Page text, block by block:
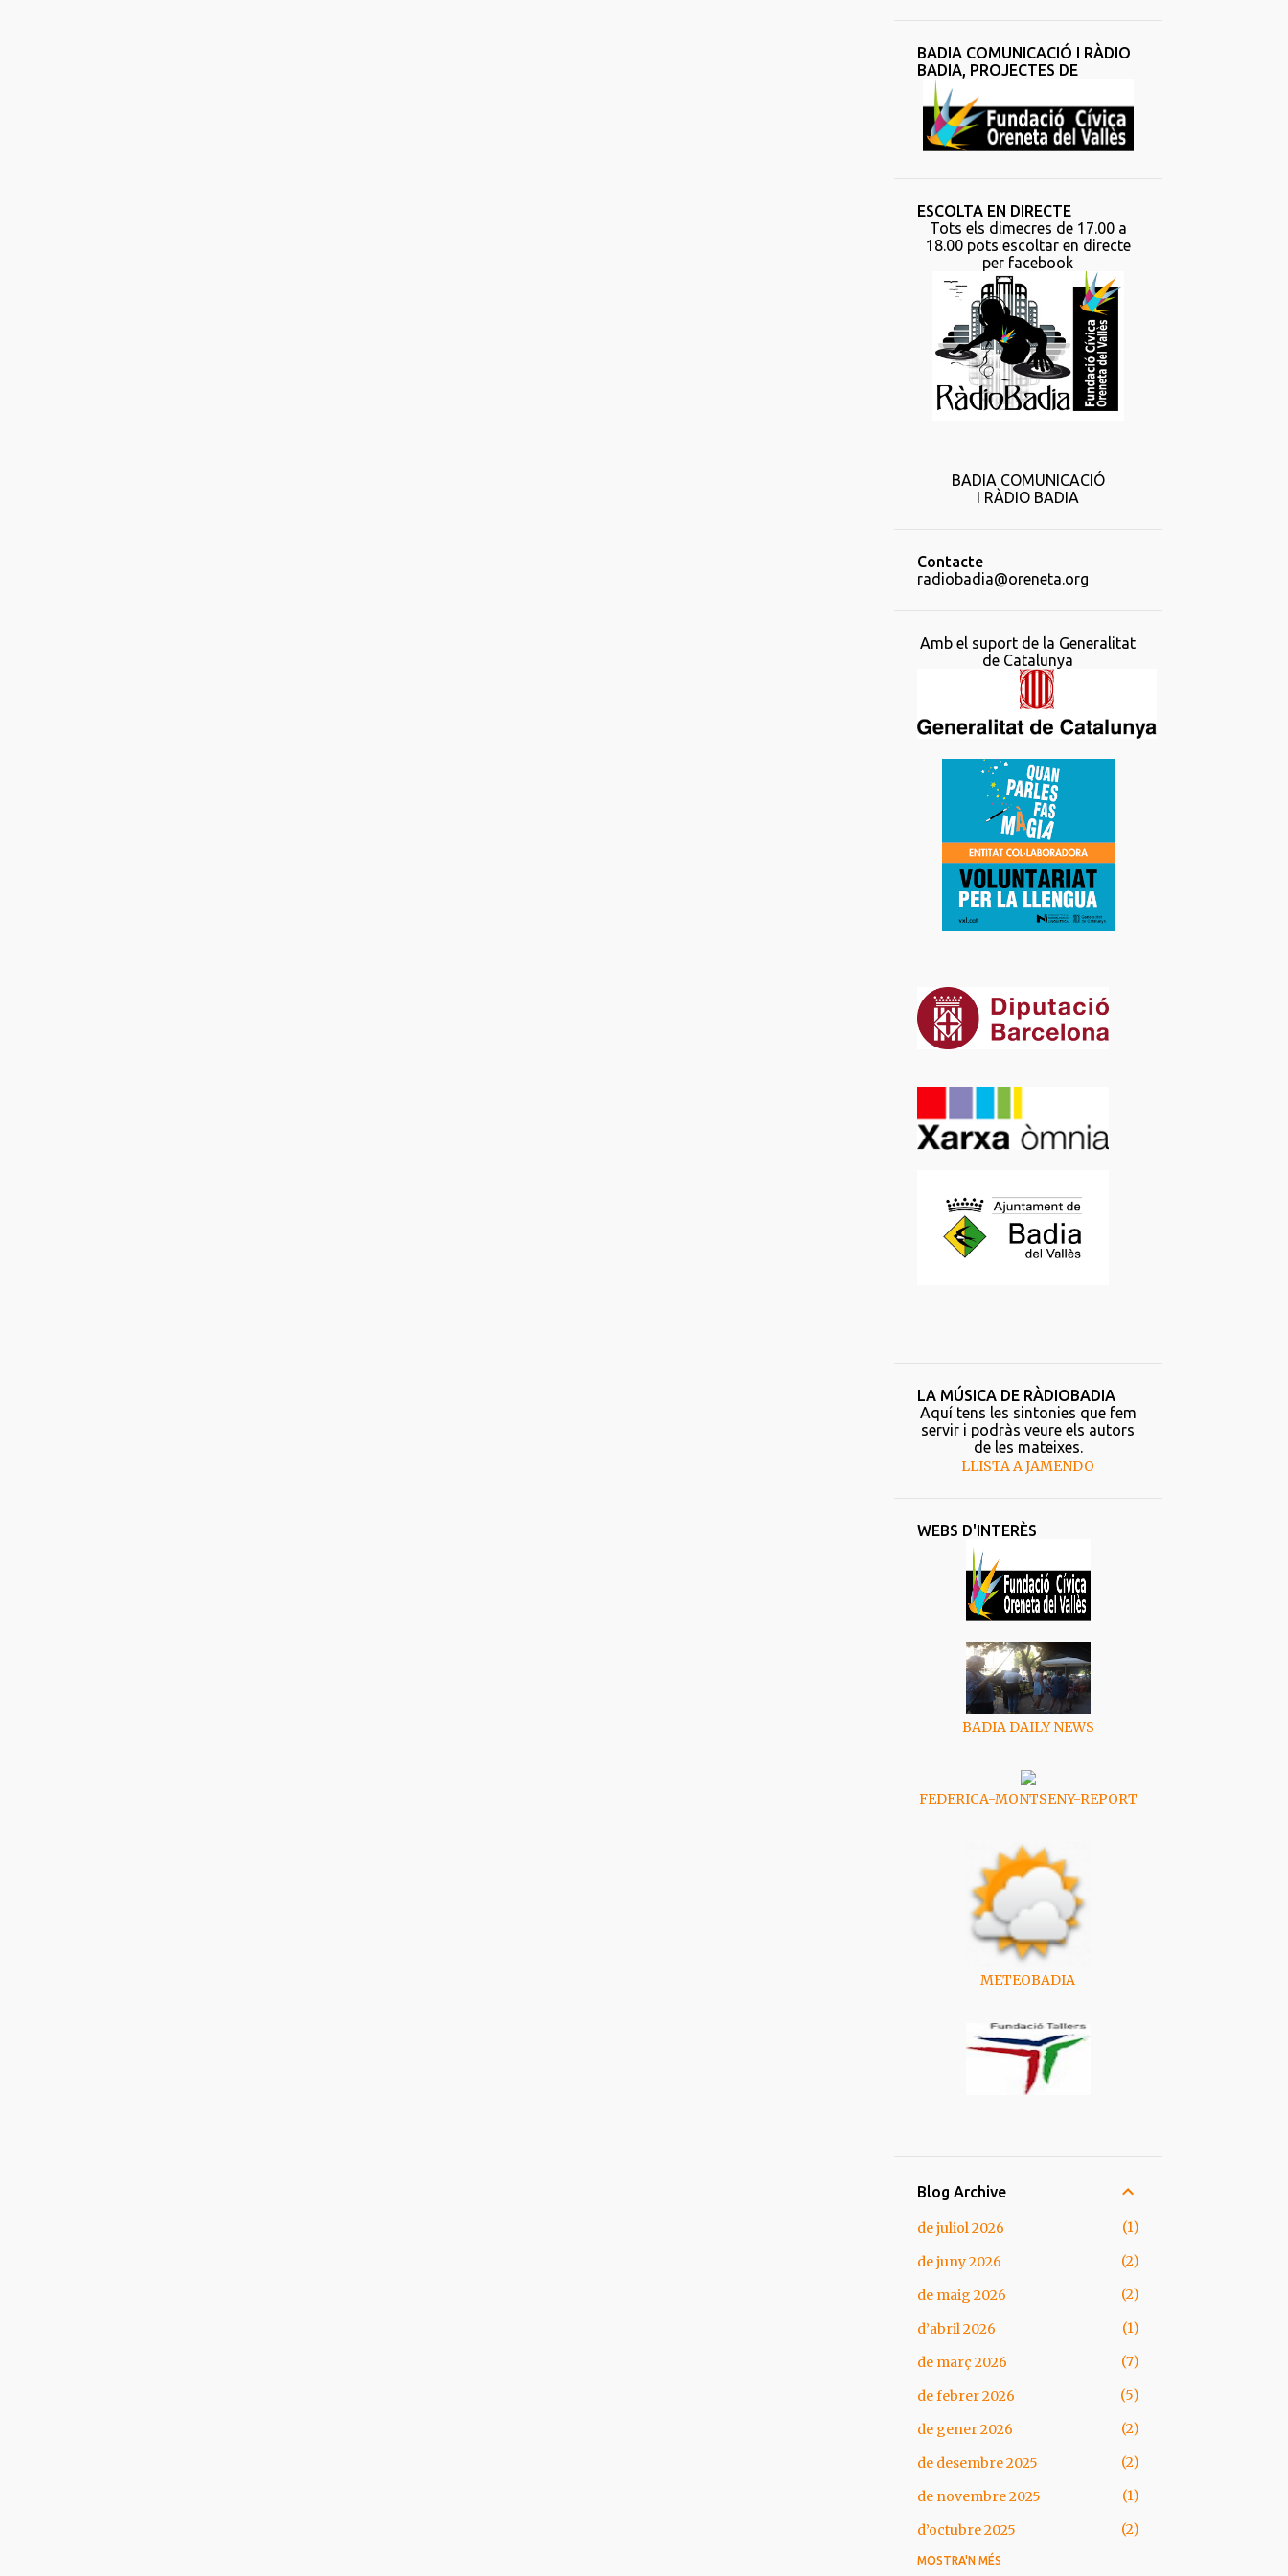
BADIA COMUNICACIÓ I RÀDIO
BADIA, PROJECTES DE
ESCOLTA EN DIRECTE
Tots els dimecres de 17.00 a
18.00 pots escoltar en directe
per facebook
BADIA COMUNICACIÓ
I RÀDIO BADIA
Contacte
radiobadia@oreneta.org
Amb el suport de la Generalitat
de Catalunya
LA MÚSICA DE RÀDIOBADIA
Aquí tens les sintonies que fem
servir i podràs veure els autors
de les mateixes.
LLISTA A JAMENDO
WEBS D'INTERÈS
BADIA DAILY NEWS
FEDERICA-MONTSENY-REPORT
METEOBADIA
Blog Archive
de juliol 2026
1
de juny 2026
2
de maig 2026
2
d’abril 2026
1
de març 2026
7
de febrer 2026
5
de gener 2026
2
de desembre 2025
2
de novembre 2025
1
d’octubre 2025
2
de setembre 2025
MOSTRA'N MÉS